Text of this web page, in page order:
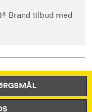
Brand tilbud med